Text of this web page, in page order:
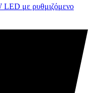
με ρυθμιζόμενο